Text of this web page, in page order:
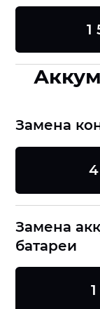
1
Замена
Замена
батареи